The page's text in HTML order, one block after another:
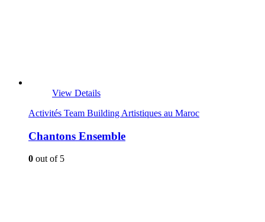
View Details
Activités Team Building Artistiques au Maroc
Chantons Ensemble
0 out of 5